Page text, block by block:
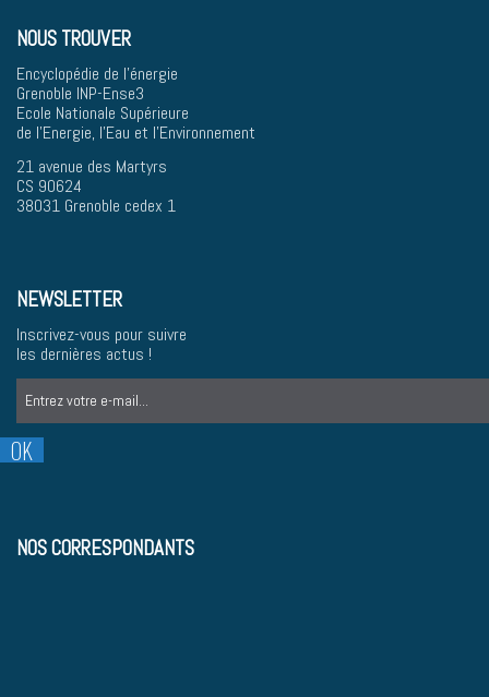
NOUS TROUVER
Encyclopédie de l'énergie
Grenoble INP-Ense3
Ecole Nationale Supérieure
de l'Energie, l'Eau et l'Environnement
21 avenue des Martyrs
CS 90624
38031 Grenoble cedex 1
NEWSLETTER
Inscrivez-vous pour suivre
les dernières actus !
NOS CORRESPONDANTS